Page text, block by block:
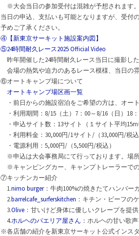
※大会当日の参加受付は混雑が予想されます
当日の申込、支払いも可能となりますが、受付
予めご了承ください。
④【新東京サーキット施設案内図】
⑤24時間耐久レース2025 Official Video
昨年開催した24時間耐久レース当日に撮影し
会場の熱気や迫力のあるレース模様、当日の
⑥オートキャンプ場について
オートキャンプ場区画一覧
・前日からの施設宿泊をご希望の方は、オー
・利用期間：8/15（土）7：00～8/16（日）18
・申込サイト数：13サイト（１サイト平均
・利用料金：30,000円/1サイト/（33,000円/税込
・電源利用：5,000円/（5,500円/税込）
※申込は大会事務局にて行っております。場
※キャンピングカー、キャンプトレーラーで
⑦キッチンカー紹介
1.nimo burger：牛肉100%の焼きたてハンバー
2.barrelcafe_surferskitchen ：キチン・ビーフの
3.Olive ：甘いけど身体に優しいクレープを提供
4.ホルヘのパエリア屋さん ：ホルヘの甘い歌
※各店舗の紹介を新東京サーキット公式インス